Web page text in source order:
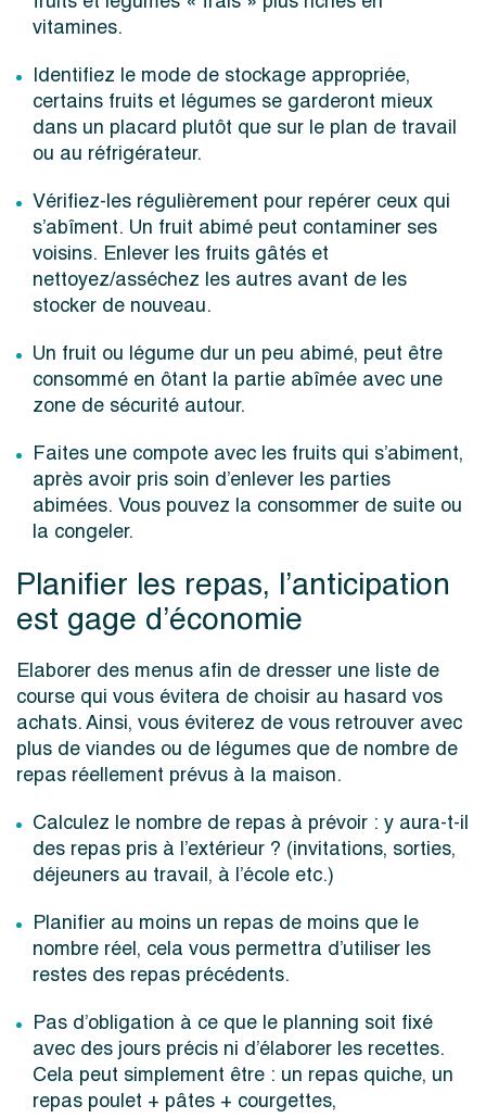
vitamines.
Identifiez le mode de stockage appropriée,
certains fruits et légumes se garderont mieux
dans un placard plutôt que sur le plan de travail
ou au réfrigérateur.
Vérifiez-les régulièrement pour repérer ceux qui
s’abîment. Un fruit abimé peut contaminer ses
voisins. Enlever les fruits gâtés et
nettoyez/asséchez les autres avant de les
stocker de nouveau.
Un fruit ou légume dur un peu abimé, peut être
consommé en ôtant la partie abîmée avec une
zone de sécurité autour.
Faites une compote avec les fruits qui s’abiment,
après avoir pris soin d’enlever les parties
abimées. Vous pouvez la consommer de suite ou
la congeler.
Planifier les repas, l’anticipation
est gage d’économie
Elaborer des menus afin de dresser une liste de
course qui vous évitera de choisir au hasard vos
achats. Ainsi, vous éviterez de vous retrouver avec
plus de viandes ou de légumes que de nombre de
repas réellement prévus à la maison.
Calculez le nombre de repas à prévoir : y aura-t-il
des repas pris à l’extérieur ? (invitations, sorties,
déjeuners au travail, à l’école etc.)
Planifier au moins un repas de moins que le
nombre réel, cela vous permettra d’utiliser les
restes des repas précédents.
Pas d’obligation à ce que le planning soit fixé
avec des jours précis ni d’élaborer les recettes.
Cela peut simplement être : un repas quiche, un
repas poulet + pâtes + courgettes,